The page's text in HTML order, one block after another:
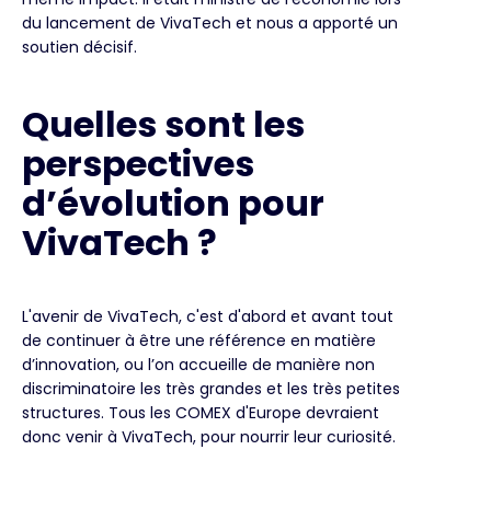
du lancement de VivaTech et nous a apporté un
soutien décisif.
Quelles sont les
perspectives
d’évolution pour
VivaTech ?
L'avenir de VivaTech, c'est d'abord et avant tout
de continuer à être une référence en matière
d’innovation, ou l’on accueille de manière non
discriminatoire les très grandes et les très petites
structures. Tous les COMEX d'Europe devraient
donc venir à VivaTech, pour nourrir leur curiosité.